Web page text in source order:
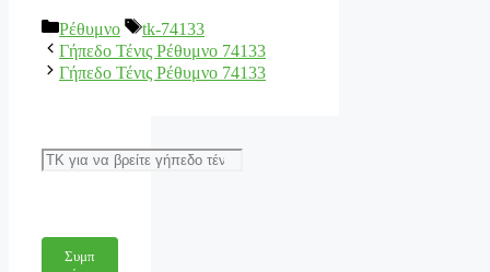
Κατηγορίες
Ρέθυμνο Ετικέτες
tk-74133
Γήπεδο Τένις Ρέθυμνο 74133
Γήπεδο Τένις Ρέθυμνο 74133
Αναζήτηση
Συμπ